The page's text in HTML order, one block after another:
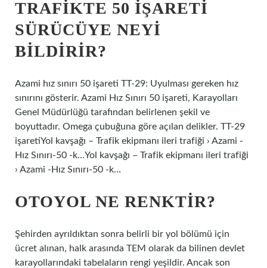
TRAFIKTE 50 IŞARETI
SÜRÜCÜYE NEYI
BILDIRIR?
Azami hız sınırı 50 işareti TT-29: Uyulması gereken hız
sınırını gösterir. Azami Hız Sınırı 50 işareti, Karayolları
Genel Müdürlüğü tarafından belirlenen şekil ve
boyuttadır. Omega çubuğuna göre açılan delikler. TT-29
işaretiYol kavşağı – Trafik ekipmanı ileri trafiği › Azami -
Hız Sınırı-50 -k…Yol kavşağı – Trafik ekipmanı ileri trafiği
› Azami -Hız Sınırı-50 -k…
OTOYOL NE RENKTIR?
Şehirden ayrıldıktan sonra belirli bir yol bölümü için
ücret alınan, halk arasında TEM olarak da bilinen devlet
karayollarındaki tabelaların rengi yeşildir. Ancak son